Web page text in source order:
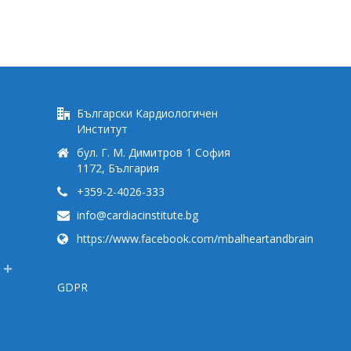
Български Кардиологичен
Институт
бул. Г. М. Димитров 1 София
1172, България
+359-2-4026-333
info@cardiacinstitute.bg
https://www.facebook.com/mbalheartandbrain
GDPR